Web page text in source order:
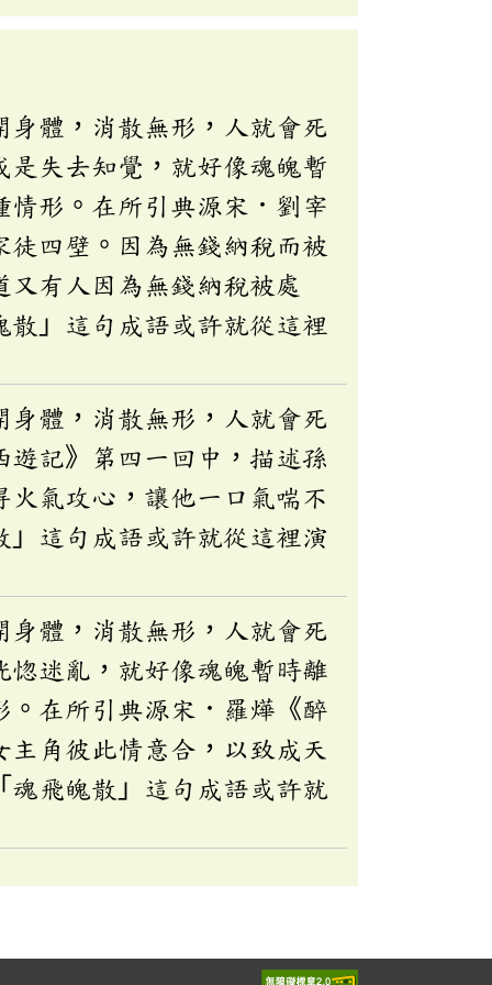
體，消散無形，人就會死
失去知覺，就好像魂魄暫
形。在所引典源宋．劉宰
徒四壁。因為無錢納稅而被
有人因為無錢納稅被處
」這句成語或許就從這裡
體，消散無形，人就會死
記》第四一回中，描述孫
氣攻心，讓他一口氣喘不
這句成語或許就從這裡演
體，消散無形，人就會死
迷亂，就好像魂魄暫時離
在所引典源宋．羅燁《醉
角彼此情意合，以致成天
飛魄散」這句成語或許就